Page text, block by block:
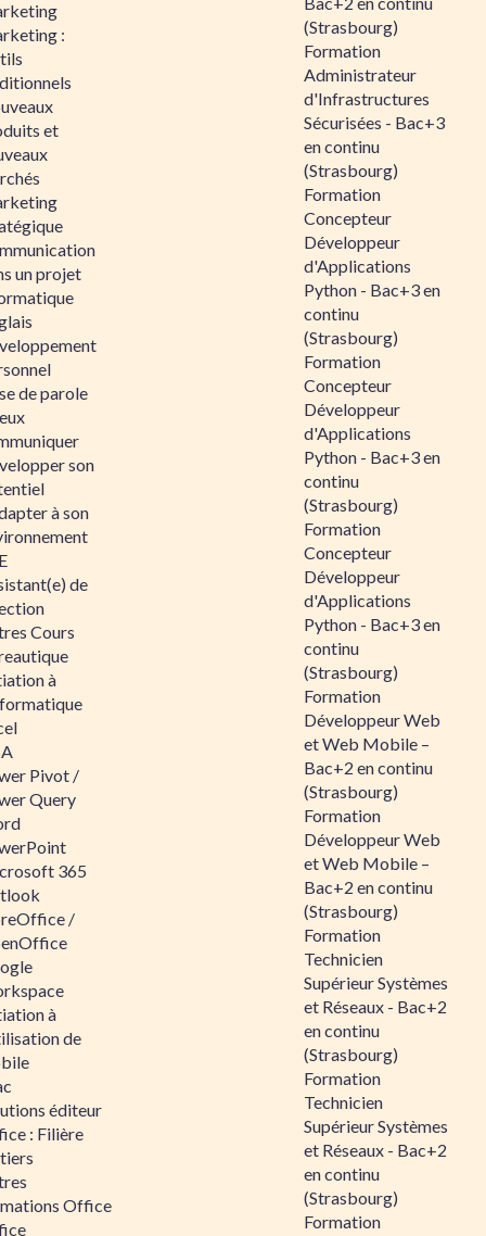
:
et
un projet
de parole
son
à son
de
Cours
à
Pivot /
Query
365
/
à
de
éditeur
: Filière
Office
(Strasbourg)
Formation
Administrateur
d'Infrastructures
Sécurisées - Bac+3
en continu
(Strasbourg)
Formation
Concepteur
Développeur
d'Applications
Python - Bac+3 en
continu
(Strasbourg)
Formation
Concepteur
Développeur
d'Applications
Python - Bac+3 en
continu
(Strasbourg)
Formation
Concepteur
Développeur
d'Applications
Python - Bac+3 en
continu
(Strasbourg)
Formation
Développeur Web
et Web Mobile –
Bac+2 en continu
(Strasbourg)
Formation
Développeur Web
et Web Mobile –
Bac+2 en continu
(Strasbourg)
Formation
Technicien
Supérieur Systèmes
et Réseaux - Bac+2
en continu
(Strasbourg)
Formation
Technicien
Supérieur Systèmes
et Réseaux - Bac+2
en continu
(Strasbourg)
Formation